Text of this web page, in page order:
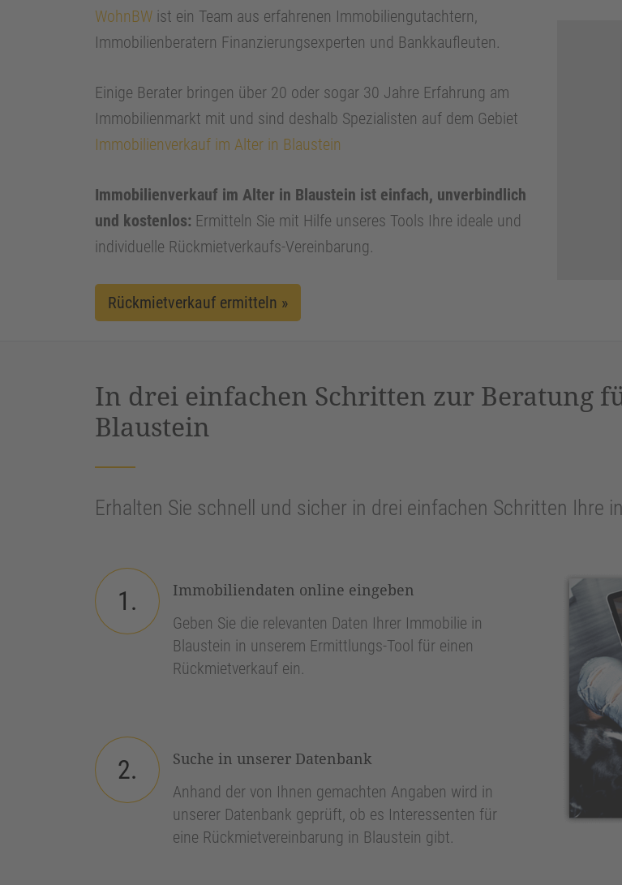
WohnBW ist ein Team aus erfahrenen Immobiliengutachtern,
Immobilienberatern Finanzierungsexperten und Bankkaufleuten.
Einige Berater bringen über 20 oder sogar 30 Jahre Erfahrung am
Immobilienmarkt mit und sind deshalb Spezialisten auf dem Gebiet
Immobilienverkauf im Alter in Blaustein
Immobilienverkauf im Alter in Blaustein ist einfach, unverbindlich
und kostenlos: Ermitteln Sie mit Hilfe unseres Tools Ihre ideale und
individuelle Rückmietverkaufs-Vereinbarung.
Rückmietverkauf ermitteln »
In drei einfachen Schritten zur Beratung
Blaustein
Erhalten Sie schnell und sicher in drei einfachen Schritten Ihre
1.
Immobiliendaten online eingeben
Geben Sie die relevanten Daten Ihrer Immobilie in
Blaustein in unserem Ermittlungs-Tool für einen
Rückmietverkauf ein.
2.
Suche in unserer Datenbank
Anhand der von Ihnen gemachten Angaben wird in
unserer Datenbank geprüft, ob es Interessenten für
eine Rückmietvereinbarung in Blaustein gibt.